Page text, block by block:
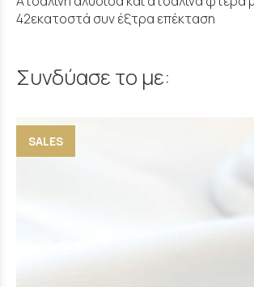
42εκατοστά συν έξτρα επέκταση
Συνδύασε το με:
SALES